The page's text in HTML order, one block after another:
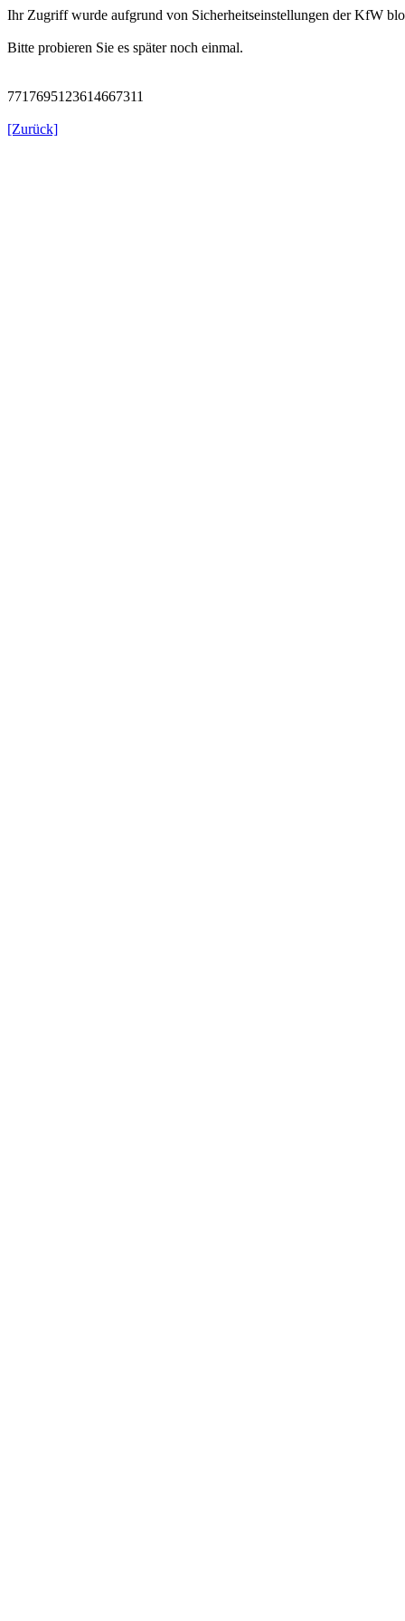
Ihr Zugriff wurde aufgrund von Sicherheitseinstellungen der KfW
Bitte probieren Sie es später noch einmal.
7717695123614667311
[Zurück]